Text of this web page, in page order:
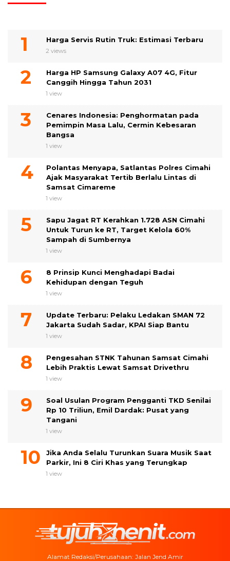
Harga Servis Rutin Truk: Estimasi Terbaru
2 views
Harga HP Samsung Galaxy A07 4G, Fitur
Canggih Hingga Tahun 2031
1 view
Cenares Indonesia: Penghormatan pada
Pemimpin Masa Lalu, Cermin Kebesaran
Bangsa
1 view
Polantas Menyapa, Satlantas Polres Cimahi
Ajak Masyarakat Tertib Berlalu Lintas di
Samsat Cimareme
1 view
Sapu Jagat RT Kerahkan 1.728 ASN Cimahi
Untuk Turun ke RT, Target Kelola 60%
Sampah di Sumbernya
1 view
8 Prinsip Kunci Menghadapi Badai
Kehidupan dengan Teguh
1 view
Update Terbaru: Pelaku Ledakan SMAN 72
Jakarta Sudah Sadar, KPAI Siap Bantu
1 view
Pengesahan STNK Tahunan Samsat Cimahi
Lebih Praktis Lewat Samsat Drivethru
1 view
Soal Usulan Program Pengganti TKD Senilai
Rp 10 Triliun, Emil Dardak: Pusat yang
Tangani
1 view
Jika Anda Selalu Turunkan Suara Musik Saat
Parkir, Ini 8 Ciri Khas yang Terungkap
1 view
Alamat Redaksi/Perusahaan: Jalan Jend Amir